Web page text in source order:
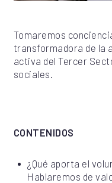
Tomaremos
transformadora de la
activa del Tercer
sociales.
CONTENIDOS
¿Qué aporta el
Hablaremos de